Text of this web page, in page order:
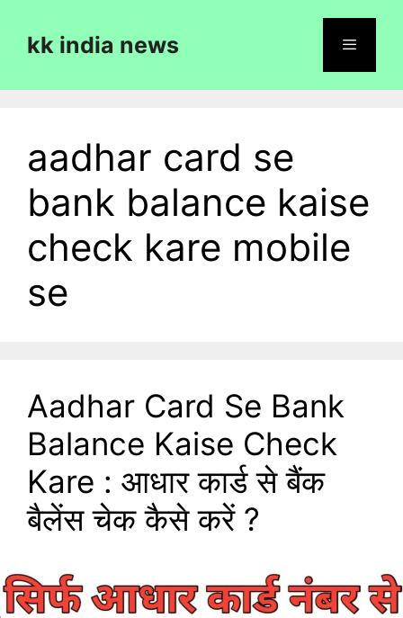
contentkk india news
aadhar card se
bank balance kaise
check kare mobile
se
Aadhar Card Se Bank
Balance Kaise Check
Kare : आधार कार्ड से बैंक
बैलेंस चेक कैसे करें ?